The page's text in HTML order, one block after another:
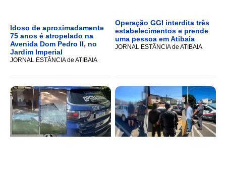
Idoso de aproximadamente
75 anos é atropelado na
Avenida Dom Pedro II, no
Jardim Imperial
JORNAL ESTÂNCIA de ATIBAIA
Operação GGI interdita três
estabelecimentos e prende
uma pessoa em Atibaia
JORNAL ESTÂNCIA de ATIBAIA